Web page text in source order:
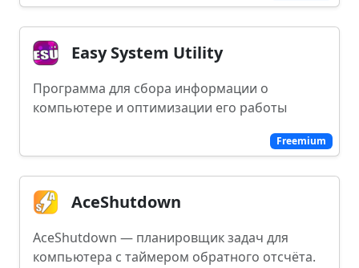
Freemium
Easy System Utility
Программа для сбора информации о
компьютере и оптимизации его работы
AceShutdown
AceShutdown — планировщик задач для
компьютера с таймером обратного отсчёта.